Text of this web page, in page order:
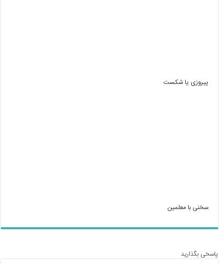
پیروزی یا شکست
سخنی با معلمین
پاسخی بگذارید